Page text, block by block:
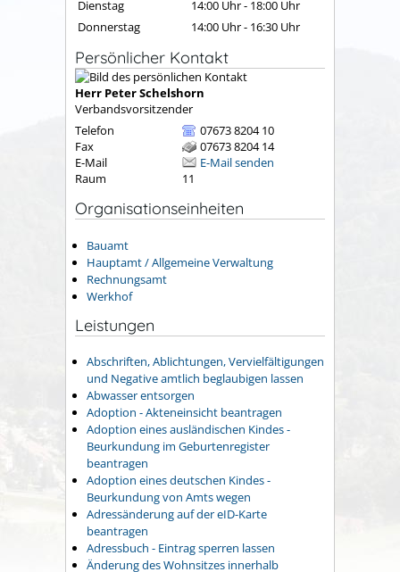
Dienstag 14:00 Uhr- 18:00 Uhr
Donnerstag
14:00 Uhr- 16:30 Uhr
Persönlicher Kontakt
Herr PeterSchelshorn
Verbandsvorsitzender
Telefon
07673 8204 10
Fax
07673 8204 14
E-Mail
E-Mail senden
Raum
11
Organisationseinheiten
Bauamt
Hauptamt / Allgemeine Verwaltung
Rechnungsamt
Werkhof
Leistungen
Abschriften, Ablichtungen, Vervielfältigungen
und Negative amtlich beglaubigen lassen
Abwasser entsorgen
Adoption - Akteneinsicht beantragen
Adoption eines ausländischen Kindes -
Beurkundung im Geburtenregister
beantragen
Adoption eines deutschen Kindes -
Beurkundung von Amts wegen
Adressänderung auf der eID-Karte
beantragen
Adressbuch - Eintrag sperren lassen
Änderung des Wohnsitzes innerhalb